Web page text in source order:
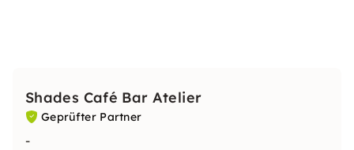
Shades Café Bar Atelier
Geprüfter Partner
-